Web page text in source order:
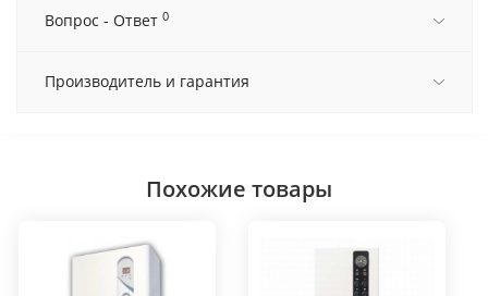
Вопрос - Ответ 0
Производитель и гарантия
Похожие товары